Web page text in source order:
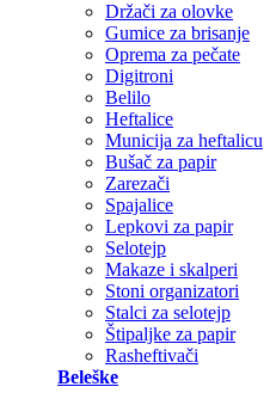
Držači za olovke
Gumice za brisanje
Oprema za pečate
Digitroni
Belilo
Heftalice
Municija za heftalicu
Bušač za papir
Zarezači
Spajalice
Lepkovi za papir
Selotejp
Makaze i skalperi
Stoni organizatori
Stalci za selotejp
Štipaljke za papir
Rasheftivači
Beleške